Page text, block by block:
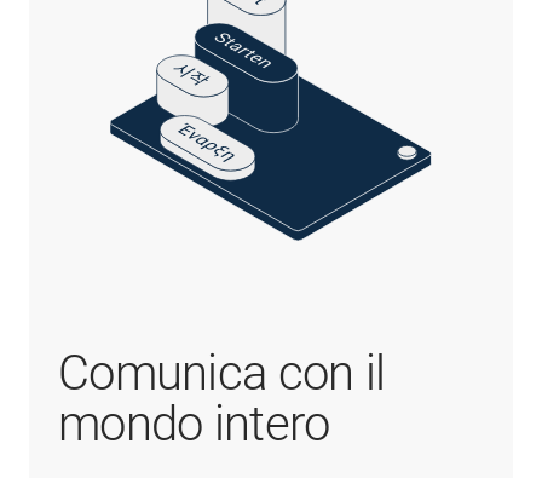
Comunica con il
mondo intero